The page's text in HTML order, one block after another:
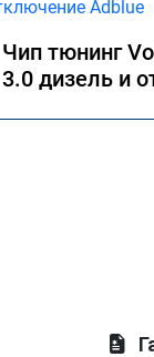
Чип тюнинг
3.0 дизель и